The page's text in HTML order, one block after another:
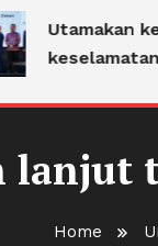
Utamakan
keselamatan
lanjut
Home